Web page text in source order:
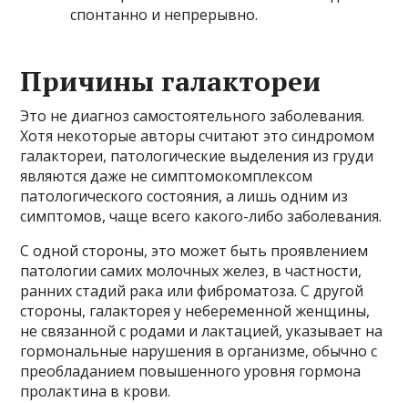
спонтанно и непрерывно.
Причины галактореи
Это не диагноз самостоятельного заболевания.
Хотя некоторые авторы считают это синдромом
галактореи, патологические выделения из груди
являются даже не симптомокомплексом
патологического состояния, а лишь одним из
симптомов, чаще всего какого-либо заболевания.
С одной стороны, это может быть проявлением
патологии самих молочных желез, в частности,
ранних стадий рака или фиброматоза. С другой
стороны, галакторея у небеременной женщины,
не связанной с родами и лактацией, указывает на
гормональные нарушения в организме, обычно с
преобладанием повышенного уровня гормона
пролактина в крови.